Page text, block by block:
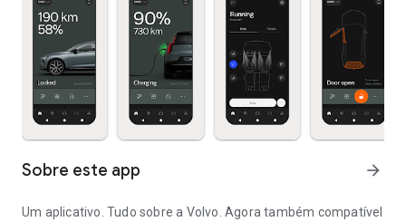
Sobre este app arrow_forward
Um aplicativo. Tudo sobre a Volvo. Agora também compatível